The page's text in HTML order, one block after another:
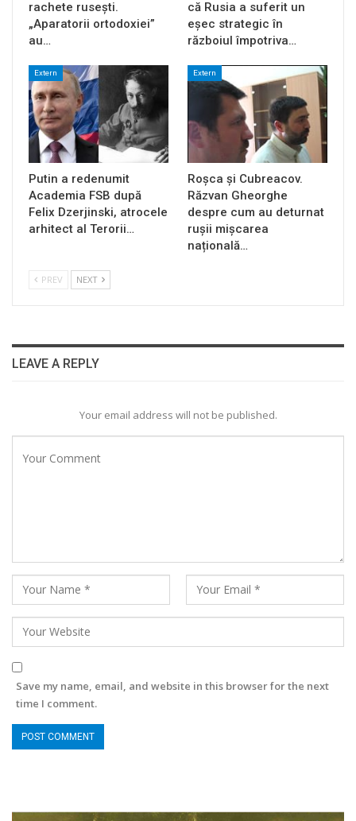
rachete rusești.
„Aparatorii ortodoxiei”
au…
că Rusia a suferit un
eșec strategic în
războiul împotriva…
Extern
Putin a redenumit
Academia FSB după
Felix Dzerjinski, atrocele
arhitect al Terorii…
Extern
Roșca și Cubreacov.
Răzvan Gheorghe
despre cum au deturnat
rușii mișcarea
națională…
PREV NEXT
LEAVE A REPLY
Your email address will not be published.
Save my name, email, and website in this browser for the next
time I comment.